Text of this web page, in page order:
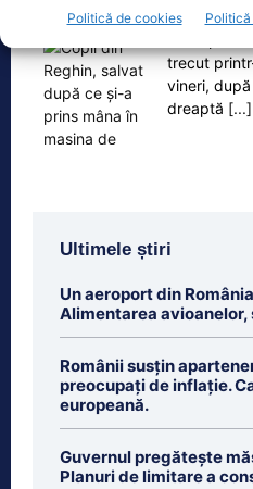
Politică de cookies
mașina…
trecut
vineri,
dreaptă [...]
Ultimele știri
Un aeroport din
Alimentarea avioanelor,
Românii susțin
preocupați de inflație.
europeană.
Guvernul pregătește
Planuri de limitare a